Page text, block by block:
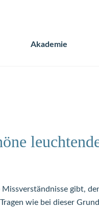
Akademie
gibt,
wie bei dieser